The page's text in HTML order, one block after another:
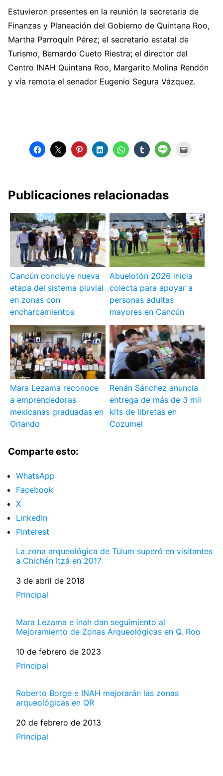
Estuvieron presentes en la reunión la secretaria de
Finanzas y Planeación del Gobierno de Quintana Roo,
Martha Parroquín Pérez; el secretario estatal de
Turismo, Bernardo Cueto Riestra; el director del
Centro INAH Quintana Roo, Margarito Molina Rendón
y vía remota el senador Eugenio Segura Vázquez.
Publicaciones relacionadas
Cancún concluye nueva
etapa del sistema pluvial
en zonas con
encharcamientos
Abuelotón 2026 inicia
colecta para apoyar a
personas adultas
mayores en Cancún
Mara Lezama reconoce
a emprendedoras
mexicanas graduadas en
Orlando
Renán Sánchez anuncia
entrega de más de 3 mil
kits de libretas en
Cozumel
Comparte esto:
WhatsApp
Facebook
X
LinkedIn
Pinterest
La zona arqueológica de Tulum superó en visitantes
a Chichén Itzá en 2017
Fecha
3 de abril de 2018
Respecto a
Principal
Mara Lezama e inah dan seguimiento al
Mejoramiento de Zonas Arqueológicas en Q. Roo
Fecha
10 de febrero de 2023
Respecto a
Principal
Roberto Borge e INAH mejorarán las zonas
arqueológicas en QR
Fecha
20 de febrero de 2013
Respecto a
Principal